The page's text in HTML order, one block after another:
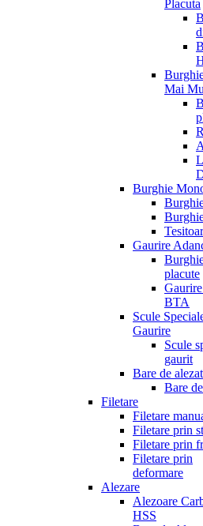
Placuta
Mai
Burghie
Gaurire
placute
BTA
Scule
Gaurire
Scule
gaurit
Bare de alezat
Bare
Filetare
Filetare
Filetare prin
Filetare prin
Filetare prin
deformare
Alezare
Alezoare
HSS